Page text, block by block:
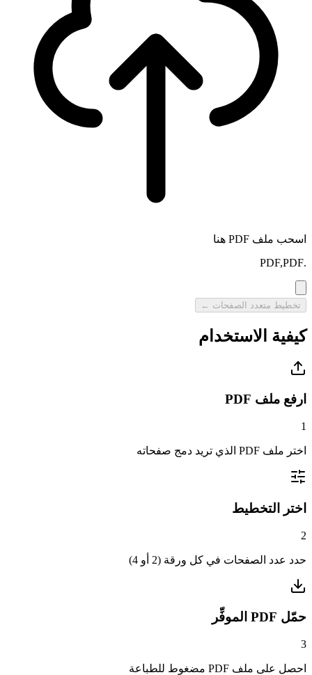
اسحب ملف PDF هنا
.PDF,PDF
تخطيط متعدد الصفحات ←
كيفية الاستخدام
ارفع ملف PDF
1
اختر ملف PDF الذي تريد دمج صفحاته
اختر التخطيط
2
حدد عدد الصفحات في كل ورقة (2 أو 4)
حمّل PDF الموفِّر
3
احصل على ملف PDF مضغوط للطباعة